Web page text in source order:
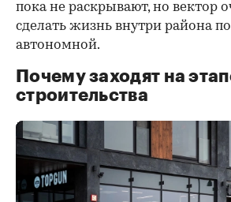
пока не раскрывают, но вектор
сделать жизнь внутри района
автономной.
Почему заходят на
строительства